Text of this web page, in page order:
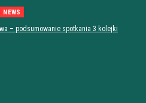
NEWS
– podsumowanie spotkania 3 kolejki